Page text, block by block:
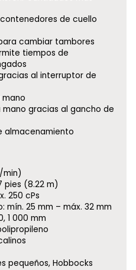
de cuello
cambiar tambores
tiempos de
al interruptor de
mano
mano gracias al gancho de
almacenamiento
min)
pies (8.22 m)
250 cPs
25 mm – máx. 32 mm
1 000 mm
pequeños, Hobbocks